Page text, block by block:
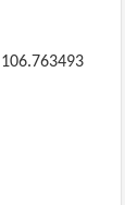
106.763493